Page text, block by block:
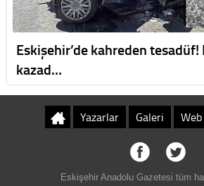
Eskişehir’de kahreden
kazad…
Yazarlar Galeri Web
Eskişehir Anadolu Gazetesi tüm